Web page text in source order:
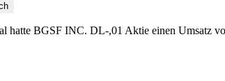
hatte BGSF INC. DL-,01 Aktie einen Umsatz